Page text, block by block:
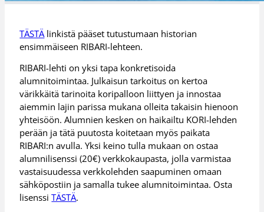
TÄSTÄ linkistä pääset tutustumaan historian
ensimmäiseen RIBARI-lehteen.
RIBARI-lehti on yksi tapa konkretisoida
alumnitoimintaa. Julkaisun tarkoitus on kertoa
värikkäitä tarinoita koripalloon liittyen ja innostaa
aiemmin lajin parissa mukana olleita takaisin hienoon
yhteisöön. Alumnien kesken on haikailtu KORI-lehden
perään ja tätä puutosta koitetaan myös paikata
RIBARI:n avulla. Yksi keino tulla mukaan on ostaa
alumnilisenssi (20€) verkkokaupasta, jolla varmistaa
vastaisuudessa verkkolehden saapuminen omaan
sähköpostiin ja samalla tukee alumnitoimintaa. Osta
lisenssiTÄSTÄ.